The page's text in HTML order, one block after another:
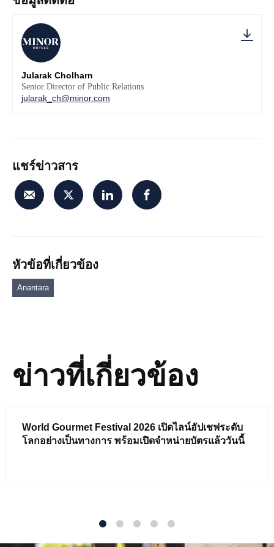
Jularak Cholharn
Senior Director of Public Relations
jularak_ch@minor.com
แชร์ข่าวสาร
หัวข้อที่เกี่ยวข้อง
Anantara
ข่าวที่เกี่ยวข้อง
World Gourmet Festival 2026 เปิดไลน์อัปเชฟระดับ
โลกอย่างเป็นทางการ พร้อมเปิดจำหน่ายบัตรแล้ววันนี้